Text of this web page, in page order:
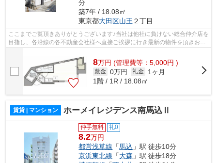
分
築7年 / 18.08㎡
東京都大田区山王 ２丁目
ここまでご覧頂きありがとうございます♪当社は他社に負けない総合仲介店を
目指し、各沿線の各不動産会社様へ直接ご挨拶に行き最新の物件を頂きお客
8万円 (管理費等：5,000円 )
敷金 0万円 礼金
1ヶ月
1階 / 1R / 18.08㎡
賃貸 | マンション ホーメイレジデンス南馬込Ⅱ
仲手無料 礼0
8.2万円
都営浅草線 「馬込 」駅 徒歩10分
京浜東北線 「大森 」駅 徒歩18分